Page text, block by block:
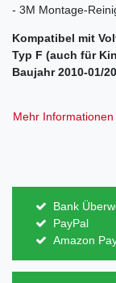
- 3M Montage-
Kompatibel mit
Typ F (auch für
Baujahr 2010-01/
Mehr
Bank
PayPal
Amazon